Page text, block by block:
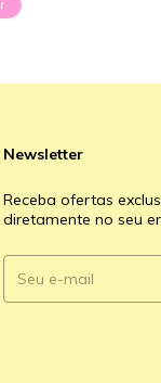
Newsletter
Receba ofertas
diretamente no seu